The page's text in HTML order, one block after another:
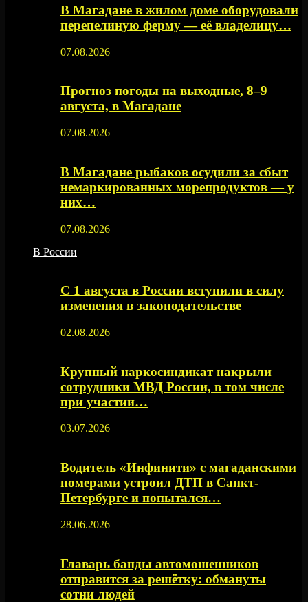
В Магадане в жилом доме оборудовали
перепелиную ферму — её владелицу…
07.08.2026
Прогноз погоды на выходные, 8–9
августа, в Магадане
07.08.2026
В Магадане рыбаков осудили за сбыт
немаркированных морепродуктов — у
них…
07.08.2026
В России
С 1 августа в России вступили в силу
изменения в законодательстве
02.08.2026
Крупный наркосиндикат накрыли
сотрудники МВД России, в том числе
при участии…
03.07.2026
Водитель «Инфинити» с магаданскими
номерами устроил ДТП в Санкт-
Петербурге и попытался…
28.06.2026
Главарь банды автомошенников
отправится за решётку: обмануты
сотни людей